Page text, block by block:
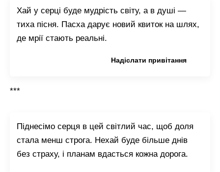
Хай у серці буде мудрість світу, а в душі —
тиха пісня. Пасха дарує новий квиток на шлях,
де мрії стають реальні.
Надіслати привітання
***
Піднесімо серця в цей світлий час, щоб доля
стала менш строга. Нехай буде більше днів
без страху, і планам вдасться кожна дорога.